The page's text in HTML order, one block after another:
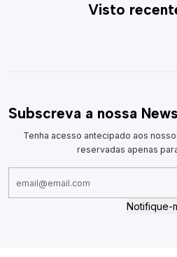
Visto
Subscreva a nossa
Tenha acesso antecipado aos
reservadas apenas
Notifique-